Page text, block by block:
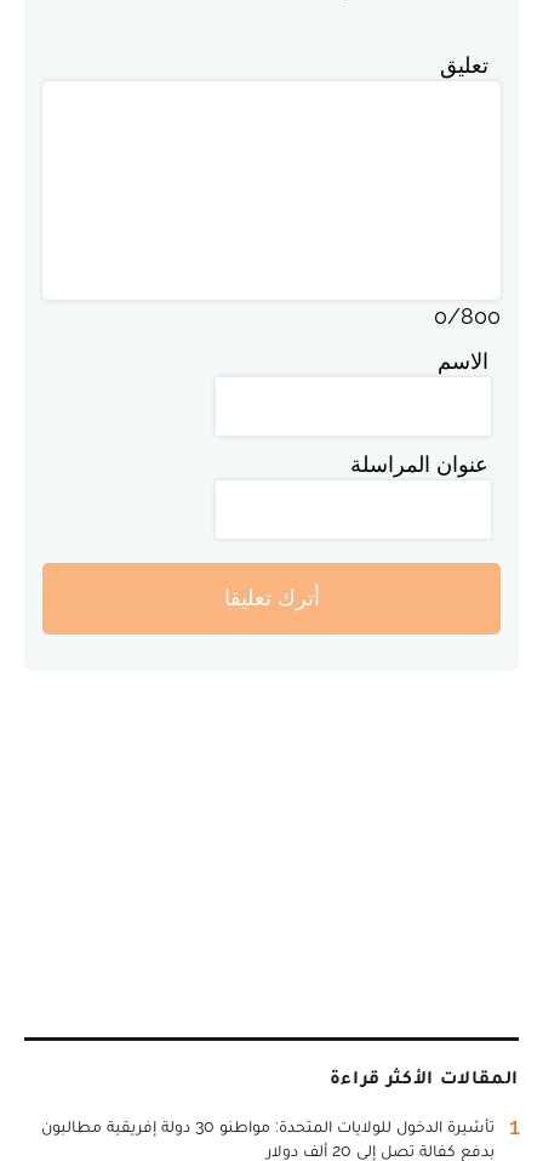
تعليق
0/800
الاسم
عنوان المراسلة
أترك تعليقا
المقالات الأكثر قراءة
1
تأشيرة الدخول للولايات المتحدة: مواطنو 30 دولة إفريقية مطالبون
بدفع كفالة تصل إلى 20 ألف دولار